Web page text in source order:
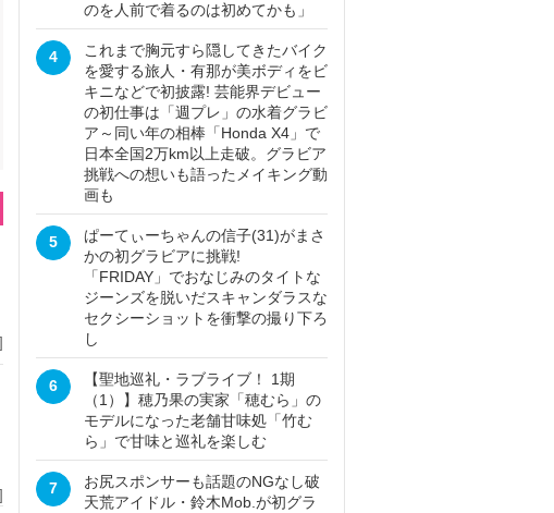
のを人前で着るのは初めてかも」
4
これまで胸元すら隠してきたバイク
を愛する旅人・有那が美ボディをビ
キニなどで初披露! 芸能界デビュー
の初仕事は「週プレ」の水着グラビ
ア～同い年の相棒「Honda X4」で
日本全国2万km以上走破。グラビア
挑戦への想いも語ったメイキング動
画も
5
ぱーてぃーちゃんの信子(31)がまさ
かの初グラビアに挑戦!
「FRIDAY」でおなじみのタイトな
ジーンズを脱いだスキャンダラスな
セクシーショットを衝撃の撮り下ろ
し
6
【聖地巡礼・ラブライブ！ 1期
（1）】穂乃果の実家「穂むら」の
モデルになった老舗甘味処「竹む
ら」で甘味と巡礼を楽しむ
7
お尻スポンサーも話題のNGなし破
天荒アイドル・鈴木Mob.が初グラ